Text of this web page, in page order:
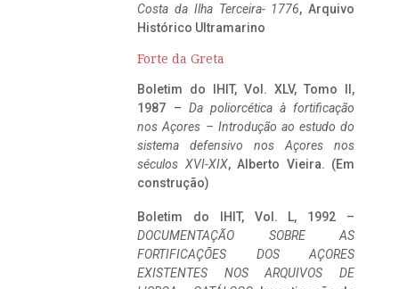
Costa da Ilha Terceira- 1776, Arquivo
Histórico Ultramarino
Forte da Greta
Boletim do IHIT, Vol. XLV, Tomo II,
1987 – Da poliorcética à fortificação
nos Açores – Introdução ao estudo do
sistema defensivo nos Açores nos
séculos XVI-XIX, Alberto Vieira. (Em
construção)
Boletim do IHIT, Vol. L, 1992 –
DOCUMENTAÇÃO SOBRE AS
FORTIFICAÇÕES DOS AÇORES
EXISTENTES NOS ARQUIVOS DE